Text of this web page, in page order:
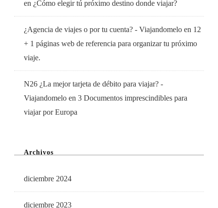
en ¿Cómo elegir tú próximo destino donde viajar?
¿Agencia de viajes o por tu cuenta? - Viajandomelo en 12
+ 1 páginas web de referencia para organizar tu próximo
viaje.
N26 ¿La mejor tarjeta de débito para viajar? -
Viajandomelo en 3 Documentos imprescindibles para
viajar por Europa
Archivos
diciembre 2024
diciembre 2023